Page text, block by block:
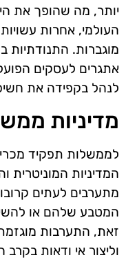
יותר, מה שהופך את
העולמי, אחרות עשויות
מוגברות. התנודתיות
אתגרים לעסקים
לנהל בקפידה את
מדיניות
לממשלות תפקיד
המדיניות המוניטרית
מתערבים לעתים
המטבע שלהם או
זאת, התערבות מוגזמת
וליצור אי ודאות